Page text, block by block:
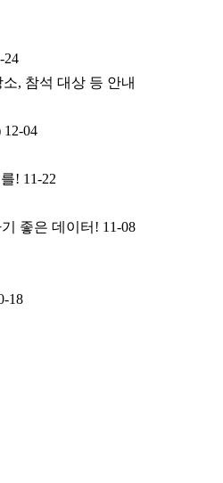
24
, 참석 대상 등 안내
12-04
! 11-22
좋은 데이터! 11-08
18